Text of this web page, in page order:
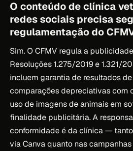
O conteúdo de clínica
redes sociais precisa
regulamentação do
Sim. O CFMV regula a
Resoluções 1.275/2019 e 1.321/
incluem garantia de resultados
comparações depreciativas com
uso de imagens de animais em
finalidade publicitária. A
conformidade é da clínica —
via Canva quanto nas